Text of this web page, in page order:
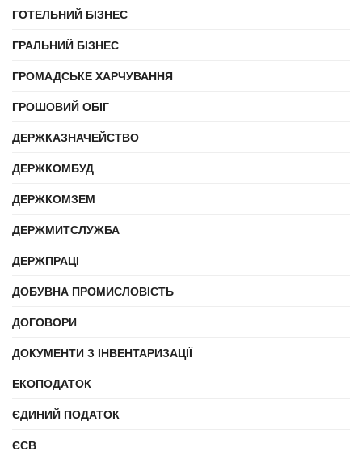
ГОТЕЛЬНИЙ БІЗНЕС
ГРАЛЬНИЙ БІЗНЕС
ГРОМАДСЬКЕ ХАРЧУВАННЯ
ГРОШОВИЙ ОБІГ
ДЕРЖКАЗНАЧЕЙСТВО
ДЕРЖКОМБУД
ДЕРЖКОМЗЕМ
ДЕРЖМИТСЛУЖБА
ДЕРЖПРАЦІ
ДОБУВНА ПРОМИСЛОВІСТЬ
ДОГОВОРИ
ДОКУМЕНТИ З ІНВЕНТАРИЗАЦІЇ
ЕКОПОДАТОК
ЄДИНИЙ ПОДАТОК
ЄСВ